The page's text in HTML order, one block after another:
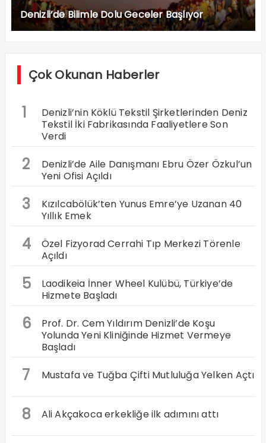
Denizli’de Bilimle Dolu Geceler Başlıyor
Çok Okunan Haberler
1
Denizli’nin Köklü Tekstil Şirketlerinden Deniz
Tekstil İki Fabrikasında Faaliyetlere Son
Verdi
2
Denizli’de Aile Danışmanı Ebru Özer Özkul’un
Yeni Ofisi Açıldı
3
Kızılcabölük’ten Yunus Emre’ye Uzanan 40
Yıllık Emek
4
Özel Fizyorad Cerrahi Tıp Merkezi Törenle
Açıldı
5
Laodikeia İnner Wheel Kulübü, Türkiye’de
Hizmete Başladı
6
Prof. Dr. Cem Yıldırım Denizli’de Koşu
Yolunda Yeni Kliniğinde Hizmet Vermeye
Başladı
7 Mustafa ve Tuğba Çifti Mutluluğa Yelken Açtı
8 Ali Akçakoca erkekliğe ilk adımını attı